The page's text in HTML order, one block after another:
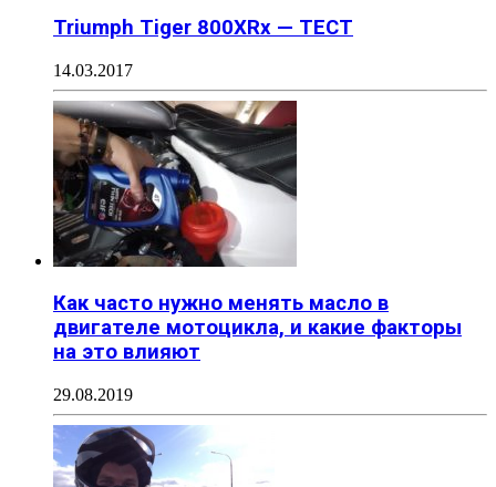
Triumph Tiger 800XRx — ТЕСТ
14.03.2017
Как часто нужно менять масло в
двигателе мотоцикла, и какие факторы
на это влияют
29.08.2019